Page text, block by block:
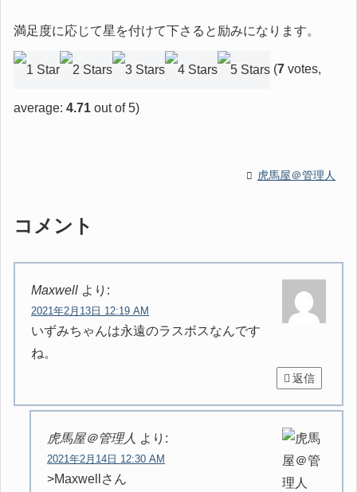
満足度に応じて星を付けて下さると励みになります。
(7 votes,
average: 4.71 out of 5)
虎馬屋＠管理人
コメント
Maxwell より:
2021年2月13日 12:19 AM
いずみちゃんは永遠のラスボスなんです
ね。
返信
虎馬屋＠管理人 より:
2021年2月14日 12:30 AM
>Maxwellさん